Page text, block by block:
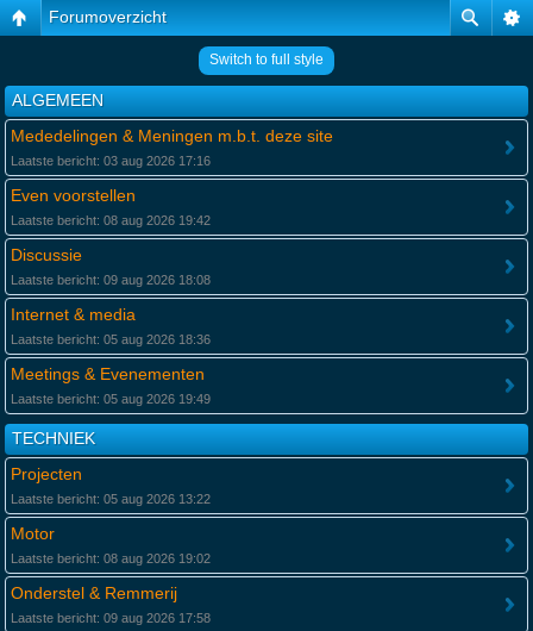
Forumoverzicht
Switch to full style
ALGEMEEN
Mededelingen & Meningen m.b.t. deze site
Laatste bericht: 03 aug 2026 17:16
Even voorstellen
Laatste bericht: 08 aug 2026 19:42
Discussie
Laatste bericht: 09 aug 2026 18:08
Internet & media
Laatste bericht: 05 aug 2026 18:36
Meetings & Evenementen
Laatste bericht: 05 aug 2026 19:49
TECHNIEK
Projecten
Laatste bericht: 05 aug 2026 13:22
Motor
Laatste bericht: 08 aug 2026 19:02
Onderstel & Remmerij
Laatste bericht: 09 aug 2026 17:58